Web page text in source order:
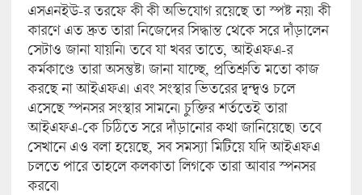
এসএনইউ-র তরফে কী কী অভিযোগ রয়েছে তা স্পষ্ট নয়। কী
কারণে এত দ্রুত তারা নিজেদের সিদ্ধান্ত থেকে সরে দাঁড়ালেন
সেটাও জানা যায়নি। তবে যা খবর তাতে, আইএফএ-র
কর্মকাণ্ডে তারা অসন্তুষ্ট। জানা যাচ্ছে, প্রতিশ্রুতি মতো কাজ
করছে না আইএফএ। এবং সংস্থার ভিতরের দ্বন্দ্বও চলে
এসেছে স্পনসর সংস্থার সামনে। চুক্তির শর্ততেই তারা
আইএফএ-কে চিঠিতে সরে দাঁড়ানোর কথা জানিয়েছে। তবে
সেখানে এও বলা হয়েছে, সব সমস্যা মিটিয়ে যদি আইএফএ
চলতে পারে তাহলে কলকাতা লিগকে তারা আবার স্পনসর
করবে।